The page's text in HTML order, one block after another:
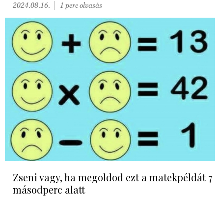
2024.08.16. 1 perc olvasás
Zseni vagy, ha megoldod ezt a matekpéldát 7
másodperc alatt